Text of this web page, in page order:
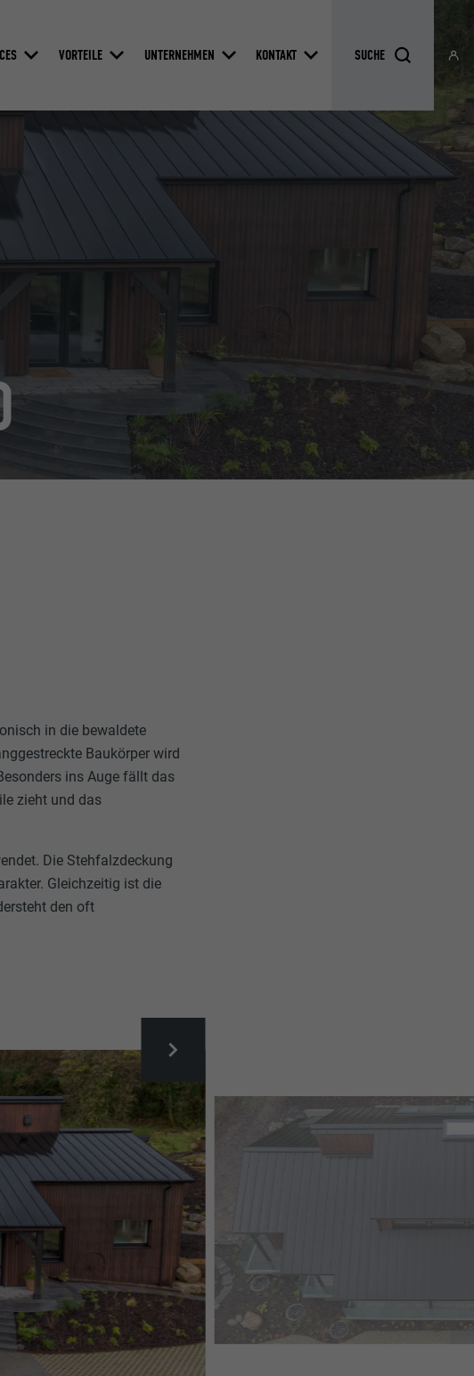
VORTEILE UNTERNEHMEN KONTAKT
in die bewaldete
Baukörper wird
ins Auge fällt das
zieht und das
Die Stehfalzdeckung
Gleichzeitig ist die
den oft